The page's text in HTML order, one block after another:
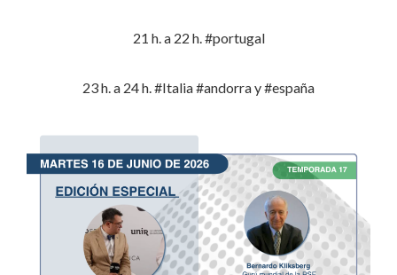
21 h. a 22 h. #portugal
23 h. a 24 h. #Italia #andorra y #españa